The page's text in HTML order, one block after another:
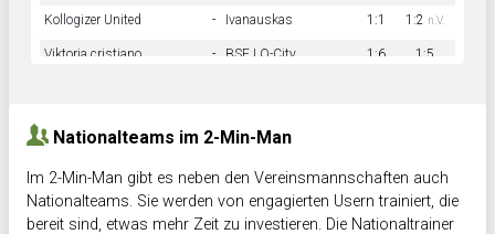
Kollogizer United - Ivanauskas 1:1 1:2 n.V.
Viktoria cristiano - BSF LO-City 1:6 1:5
Nationalteams im 2-Min-Man
Im 2-Min-Man gibt es neben den Vereinsmannschaften auch
Nationalteams. Sie werden von engagierten Usern trainiert, die
bereit sind, etwas mehr Zeit zu investieren. Die Nationaltrainer